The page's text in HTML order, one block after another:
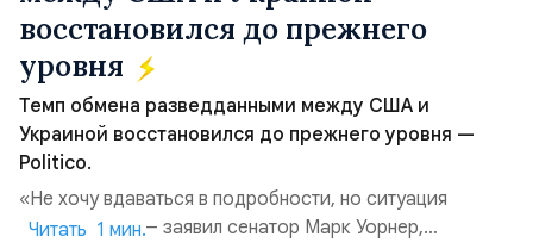
восстановился до прежнего
уровня
Темп обмена разведданными между США и
Украиной восстановился до прежнего уровня —
Politico.
«Не хочу вдаваться в подробности, но ситуация
улучшилась», — заявил сенатор Марк Уорнер,
Читать 1 мин.